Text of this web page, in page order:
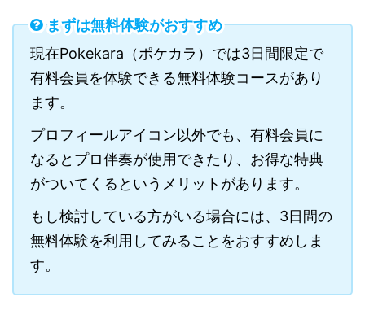
まずは無料体験がおすすめ
現在Pokekara（ポケカラ）では3日間限定で
有料会員を体験できる無料体験コースがあり
ます。
プロフィールアイコン以外でも、有料会員に
なるとプロ伴奏が使用できたり、お得な特典
がついてくるというメリットがあります。
もし検討している方がいる場合には、3日間の
無料体験を利用してみることをおすすめしま
す。